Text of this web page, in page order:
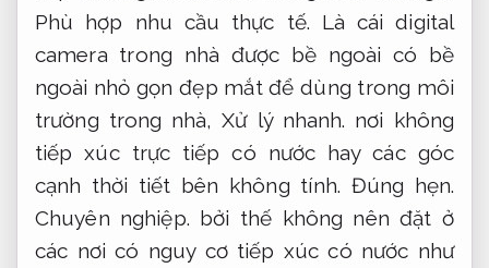
Phù hợp nhu cầu thực tế. Là cái digital
camera trong nhà được bề ngoài có bề
ngoài nhỏ gọn đẹp mắt để dùng trong môi
trường trong nhà,Xử lý nhanh. nơi không
tiếp xúc trực tiếp có nước hay các góc
cạnh thời tiết bên không tính. Đúng hẹn.
Chuyên nghiệp. bởi thế không nên đặt ở
các nơi có nguy cơ tiếp xúc có nước như